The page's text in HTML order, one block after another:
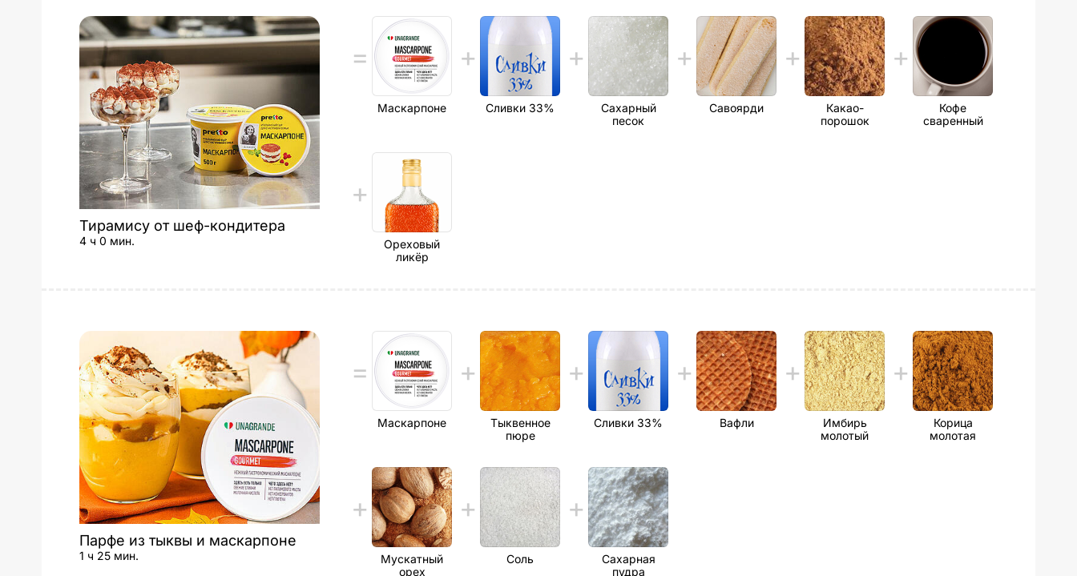
Тирамису от шеф-кондитера
4 ч 0 мин.
Маскарпоне Сливки 33%
Сахарный
песок
Савоярди
Какао-
порошок
Кофе
сваренный
Ореховый
ликёр
Парфе из тыквы и маскарпоне
1 ч 25 мин.
Маскарпоне
Тыквенное
пюре
Сливки 33% Вафли
Имбирь
молотый
Корица
молотая
Мускатный
орех
Соль
Сахарная
пудра